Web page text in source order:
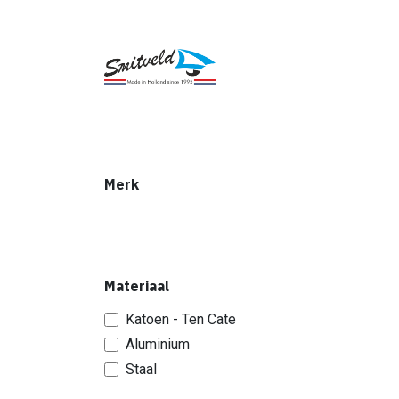
Merk
Materiaal
Katoen - Ten Cate
Aluminium
Staal